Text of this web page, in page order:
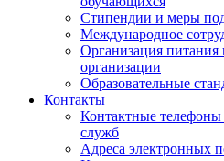
Стипендии и меры
Международное
Организация питания
организации
Образовательные
Контакты
Контактные
служб
Адреса электронных